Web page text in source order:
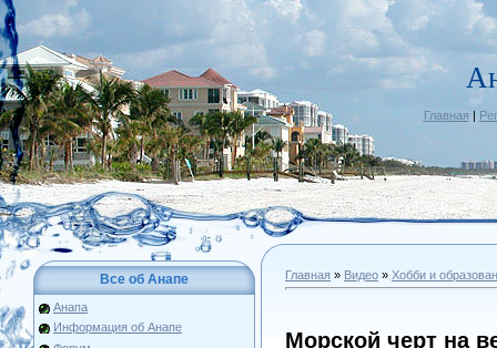
Главная|
Все об Анапе
Анапа
Информация об Анапе
Главная » Видео » Хобби и
Морской черт на